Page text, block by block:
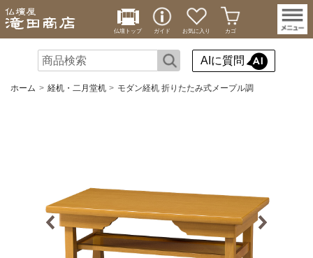
仏壇トップ ガイド お気に入り カゴ
AIに質問
ホーム 経机・二月堂机 モダン経机 折りたたみ式メープル調